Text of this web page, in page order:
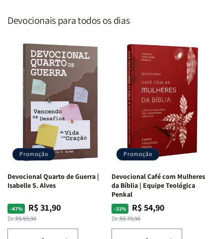
Devocionais para todos os dias
Promoção
Devocional Quarto de Guerra |
Isabelle S. Alves
-47%
Preço
normal
De:R$ 59,90
Preço
promocional
R$ 31,90
Promoção
Devocional Café com Mulheres
da Bíblia | Equipe Teológica
Penkal
-31%
Preço
normal
De:R$ 79,90
Preço
promocional
R$ 54,90